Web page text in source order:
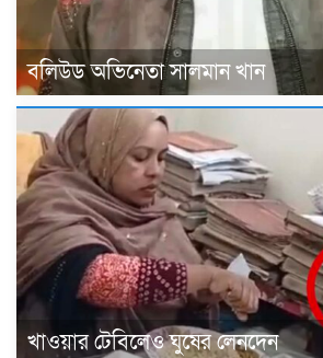
বলিউড অভিনেতা সালমান খান
খাওয়ার টেবিলেও ঘুষের লেনদেন